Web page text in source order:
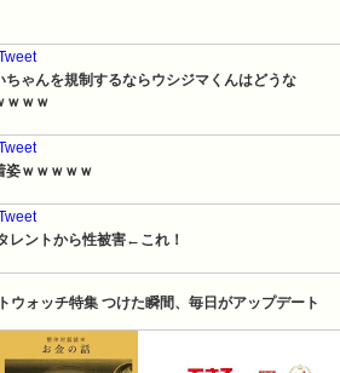
ちゃんを規制するならウシジマくんはどうな
ｗｗｗ
姿ｗｗｗｗｗ
レントから性被害←これ！
ウォッチ特集 つけた瞬間、毎日がアップデート